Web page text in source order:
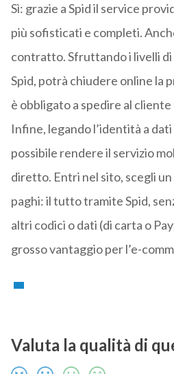
Sì: grazie a Spid il service
più sofisticati e completi.
contratto. Sfruttando i livelli
Spid, potrà chiudere online la
è obbligato a spedire al
Infine, legando l’identità a
possibile rendere il servizio
diretto. Entri nel sito, scegli un
paghi: il tutto tramite Spid,
altri codici o dati (di carta o
grosso vantaggio per l’e-
Valuta la qualità di